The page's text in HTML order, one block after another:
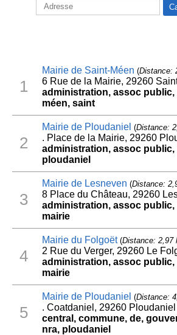
1
Mairie de Saint-Méen (Distance:
6 Rue de la Mairie, 29260
administration, assoc public,
méen, saint
2
Mairie de Ploudaniel (Distance:
. Place de la Mairie, 29260
administration, assoc public,
ploudaniel
3
Mairie de Lesneven (Distance:
8 Place du Château, 29260
administration, assoc public,
mairie
4
Mairie du Folgoët(Distance: 2,97
2 Rue du Verger, 29260 Le
administration, assoc public,
mairie
5
Mairie de Ploudaniel (Distance:
. Coatdaniel, 29260 Ploudaniel
central, commune, de,
nra, ploudaniel